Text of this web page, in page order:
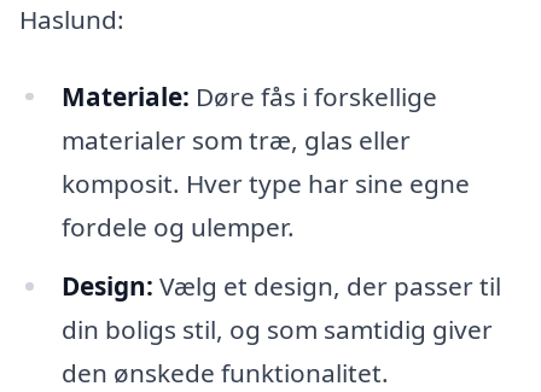
Haslund:
Materiale: Døre fås i forskellige
materialer som træ, glas eller
komposit. Hver type har sine egne
fordele og ulemper.
Design: Vælg et design, der passer til
din boligs stil, og som samtidig giver
den ønskede funktionalitet.